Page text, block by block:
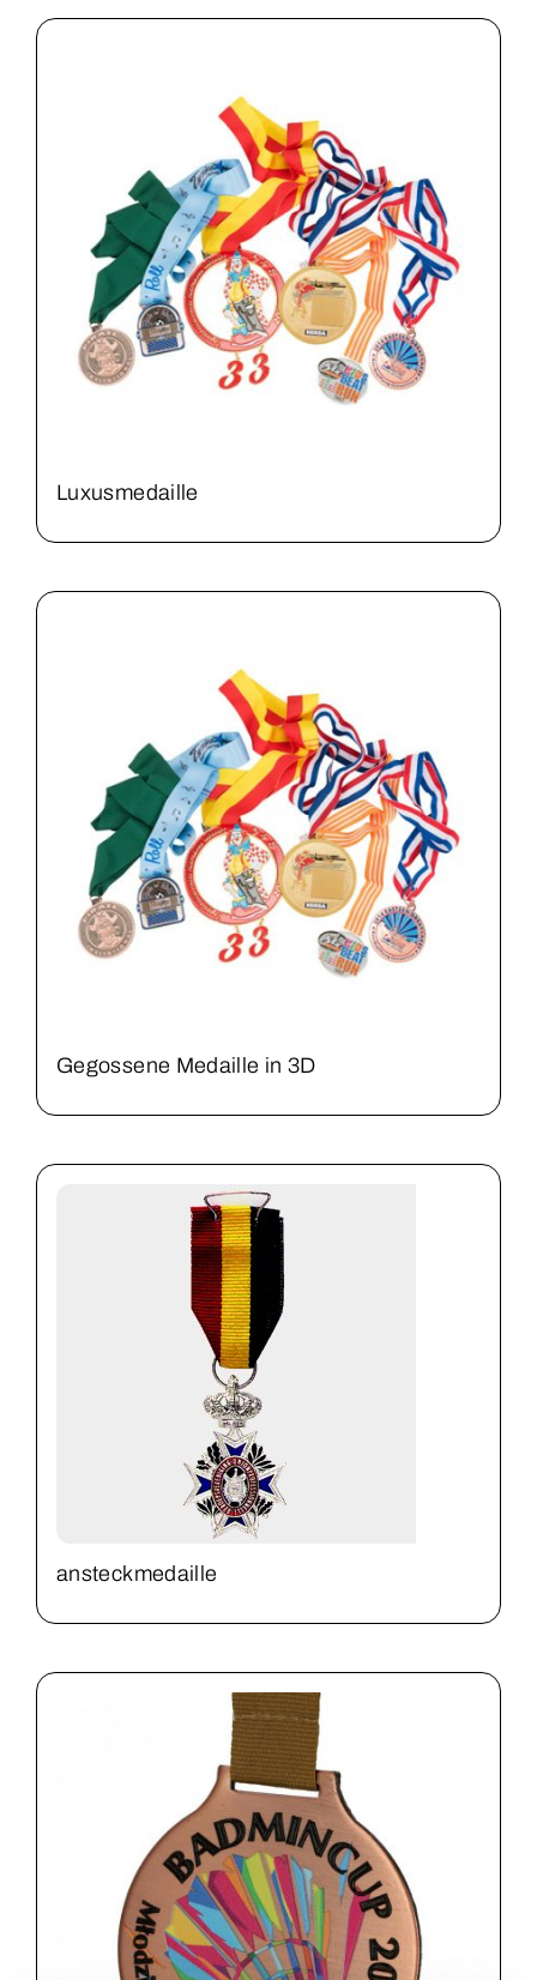
Luxusmedaille
Gegossene Medaille in 3D
ansteckmedaille